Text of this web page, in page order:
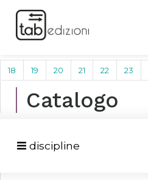
18 19 20 21 22 23
Catalogo
discipline